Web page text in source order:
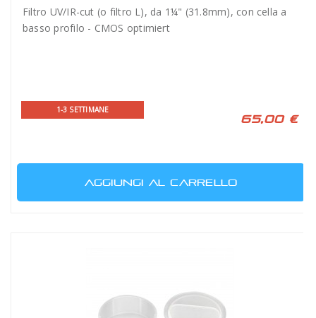
Filtro UV/IR-cut (o filtro L), da 1¼" (31.8mm), con cella a
basso profilo - CMOS optimiert
1-3 SETTIMANE
65,00 €
AGGIUNGI AL CARRELLO